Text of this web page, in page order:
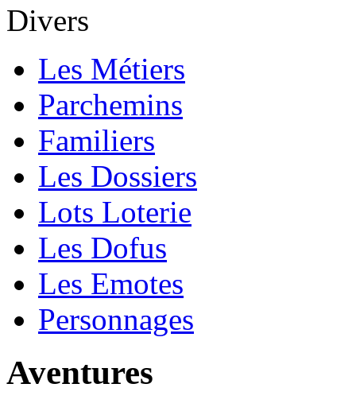
Divers
Les Métiers
Parchemins
Familiers
Les Dossiers
Lots Loterie
Les Dofus
Les Emotes
Personnages
Aventures